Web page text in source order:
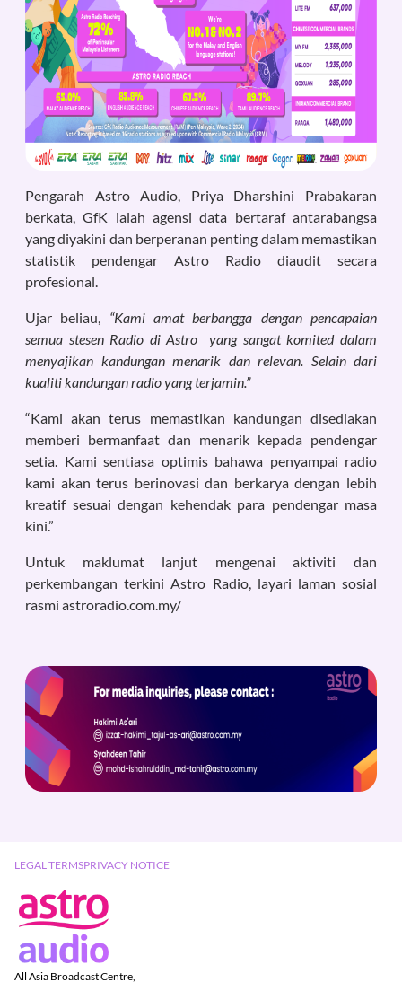
Pengarah Astro Audio, Priya Dharshini Prabakaran
berkata, GfK ialah agensi data bertaraf antarabangsa
yang diyakini dan berperanan penting dalam memastikan
statistik pendengar Astro Radio diaudit secara
profesional.
Ujar beliau, “Kami amat berbangga dengan pencapaian
semua stesen Radio di Astro yang sangat komited dalam
menyajikan kandungan menarik dan relevan. Selain dari
kualiti kandungan radio yang terjamin.”
“Kami akan terus memastikan kandungan disediakan
memberi bermanfaat dan menarik kepada pendengar
setia. Kami sentiasa optimis bahawa penyampai radio
kami akan terus berinovasi dan berkarya dengan lebih
kreatif sesuai dengan kehendak para pendengar masa
kini.”
Untuk maklumat lanjut mengenai aktiviti dan
perkembangan terkini Astro Radio, layari laman sosial
rasmi astroradio.com.my/
All Asia Broadcast Centre,
LEGAL TERMSPRIVACY NOTICE